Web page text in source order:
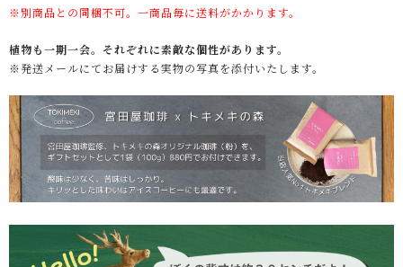
※別商品との同梱不可。一商品毎に送料がかかります。
植物も一期一会。それぞれに素敵な個性があります。
※発送メールにてお届けする実物の写真を添付いたします。